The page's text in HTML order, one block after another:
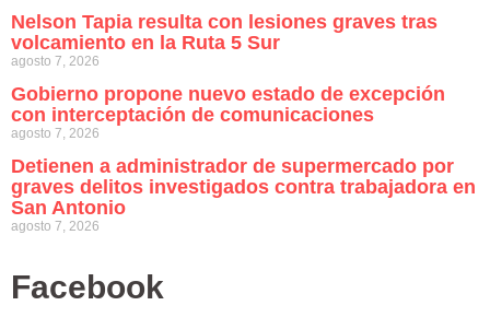
Nelson Tapia resulta con lesiones graves tras
volcamiento en la Ruta 5 Sur
agosto 7, 2026
Gobierno propone nuevo estado de excepción
con interceptación de comunicaciones
agosto 7, 2026
Detienen a administrador de supermercado por
graves delitos investigados contra trabajadora en
San Antonio
agosto 7, 2026
Facebook